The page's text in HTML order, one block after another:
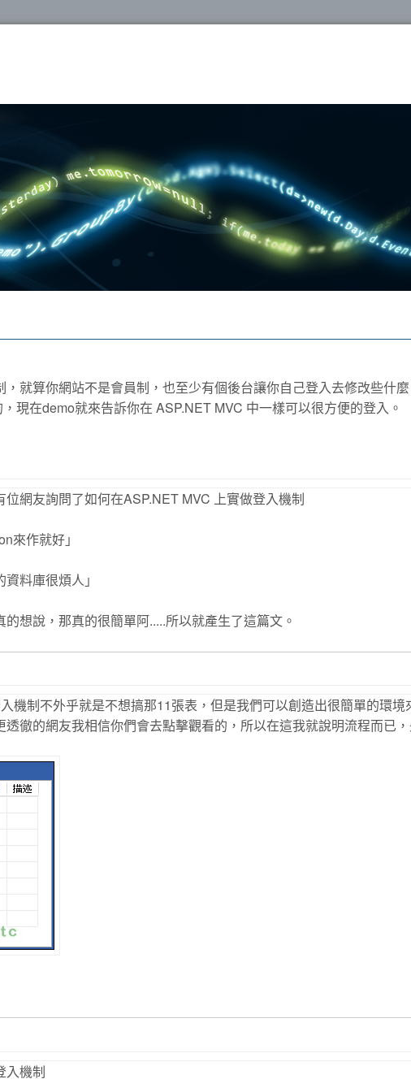
就算你網站不是會員制，也至少有個後台讓你自己登入去修改些什
現在demo就來告訴你在 ASP.NET MVC 中一樣可以很方便的登入。
網友詢問了如何在ASP.NET MVC 上實做登入機制
來作就好」
料庫很煩人」
想說，那真的很簡單阿.....所以就產生了這篇文。
機制不外乎就是不想搞那11張表，但是我們可以創造出很簡單的環境
徹的網友我相信你們會去點擊觀看的，所以在這我就說明流程而已
入機制